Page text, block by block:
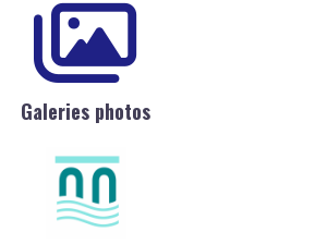
Galeries photos